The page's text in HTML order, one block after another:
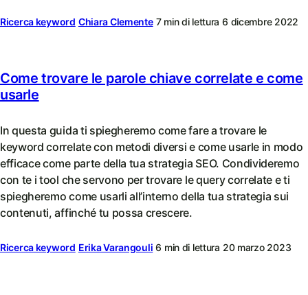
Ricerca keyword Chiara Clemente 7 min di lettura 6 dicembre 2022
Come trovare le parole chiave correlate e come
usarle
In questa guida ti spiegheremo come fare a trovare le
keyword correlate con metodi diversi e come usarle in modo
efficace come parte della tua strategia SEO. Condivideremo
con te i tool che servono per trovare le query correlate e ti
spiegheremo come usarli all’interno della tua strategia sui
contenuti, affinché tu possa crescere.
Ricerca keyword Erika Varangouli 6 min di lettura 20 marzo 2023